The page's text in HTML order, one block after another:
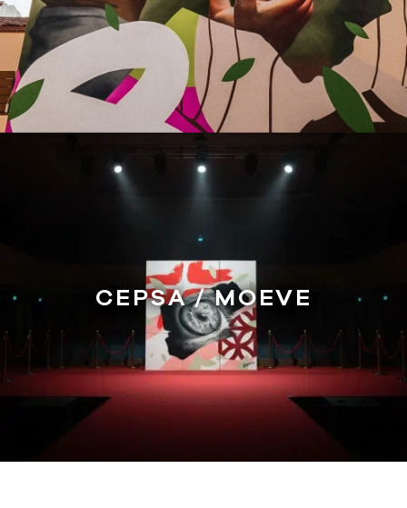
CEPSA / MOEVE